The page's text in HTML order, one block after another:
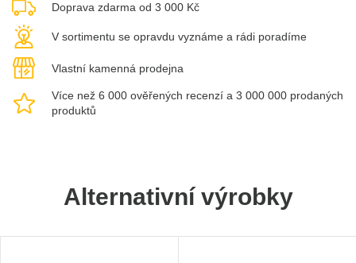
Doprava zdarma od 3 000 Kč
V sortimentu se opravdu vyznáme a rádi poradíme
Vlastní kamenná prodejna
Více než 6 000 ověřených recenzí a 3 000 000 prodaných
produktů
Alternativní výrobky